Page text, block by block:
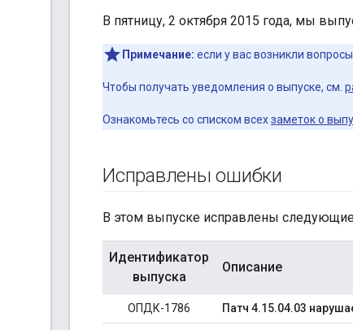
В пятницу, 2 октября 2015 года, мы
Примечание: если у вас возникли
Чтобы получать уведомления о выпуске, см.
Ознакомьтесь со списком всехзаметок о
Исправлены ошибки
В этом выпуске исправлены
Идентификатор
выпуска
Описание
ОПДК-1786 Патч 4.15.04.03